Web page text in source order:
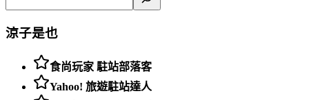
涼子是也
食尚玩家 駐站部落客
Yahoo! 旅遊駐站達人